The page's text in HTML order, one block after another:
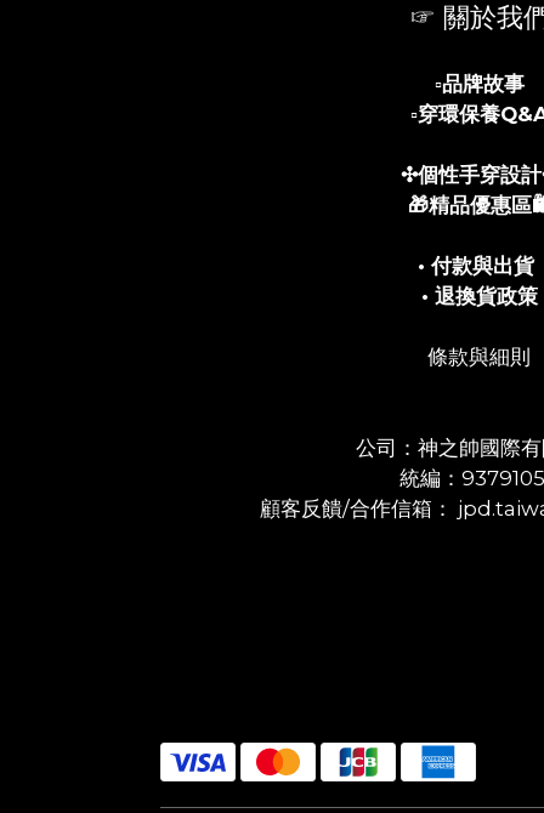
☞ 關於我
▫️品牌故事
▫️穿環保養
✣個性手穿設
🎁精品優惠區
• 付款與出貨
• 退換貨政策
條款與細則
公司：神之帥國際
統編：
顧客反饋/合作信箱：